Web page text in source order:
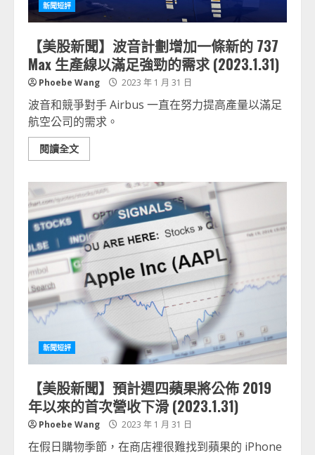
新聞短評
【美股新聞】波音計劃增加一條新的 737
Max 生產線以滿足強勁的需求 (2023.1.31)
Phoebe Wang 2023 年 1 月 31 日
波音和競爭對手 Airbus 一直在努力提高產量以滿足
航空公司的需求。
閱讀全文
新聞短評
【美股新聞】預計週四蘋果將公佈 2019
年以來的首次營收下滑 (2023.1.31)
Phoebe Wang 2023 年 1 月 31 日
在假日購物季節，在商店裡很難找到蘋果的 iPhone